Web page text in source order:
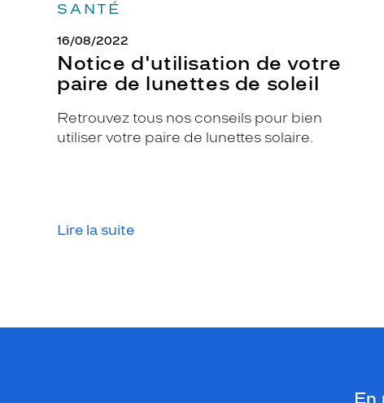
SANTÉ
16/08/2022
Notice d'utilisation de votre
paire de lunettes de soleil
Retrouvez tous nos conseils pour bien
utiliser votre paire de lunettes solaire.
Lire la suite
En